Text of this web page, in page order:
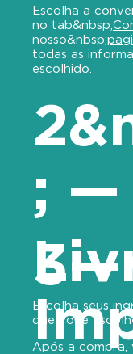
Escolha a
no tab&nbsp;
nosso&nbsp;
todas as
escolhido.
; —
Escolha seus
que você
3—
Após a compra,